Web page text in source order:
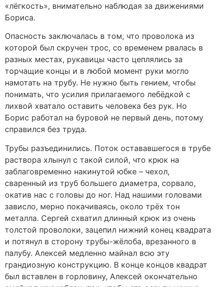
«лёгкость», внимательно наблюдая за движениями
Бориса.
Опасность заключалась в том, что проволока из
которой был скручен трос, со временем рвалась в
разных местах, рукавицы часто цеплялись за
торчащие концы и в любой момент руки могло
намотать на трубу. Не нужно быть гением, чтобы
понимать, что усилия прилагаемого лебёдкой с
лихвой хватало оставить человека без рук. Но
Борис работал на буровой не первый день, потому
справился без труда.
Трубы разъединились. Поток остававшегося в трубе
раствора хлынул с такой силой, что крюк на
заблаговременно накинутой юбке – чехол,
сваренный из труб большего диаметра, сорвало,
окатив нас с головы до ног. Над нашими головами
зависло, мерно покачиваясь, около трёх тон
металла. Сергей схватил длинный крюк из очень
толстой проволоки, зацепил нижний конец квадрата
и потянул в сторону трубы-жёлоба, врезанного в
палубу. Алексей медленно майнал всю эту
грандиозную конструкцию. В конце концов квадрат
был вставлен в горловину, Алексей окончательно